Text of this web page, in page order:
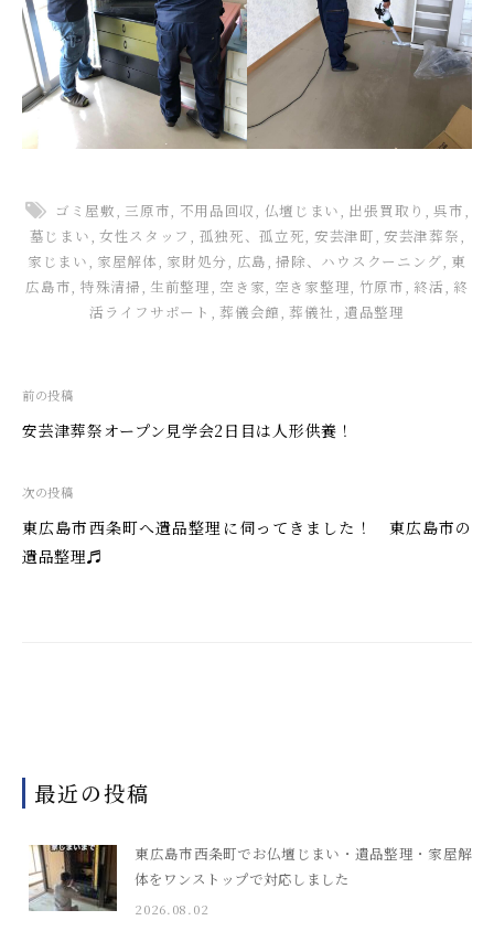
ゴミ屋敷 三原市 不用品回収 仏壇じまい 出張買取り ,呉市
墓じまい 女性スタッフ 孤独死、孤立死 安芸津町 ,安芸津葬祭
家じまい 家屋解体 家財処分 広島 ,掃除、ハウスクーニング 東
広島市 特殊清掃 生前整理 空き家 空き家整理 竹原市 終活 終
活ライフサポート
,葬儀会館 ,葬儀社 遺品整理
投
稿
ビ
ゲ
ー
前の投稿
安芸津葬祭オープン見学会2日目は人形供養！
次の投稿
東広島市西条町へ遺品整理に伺ってきました！ 東広島市の
遺品整理♬
最近の投稿
東広島市西条町でお仏壇じまい・遺品整理・家屋解
体をワンストップで対応しました
2026.08.02